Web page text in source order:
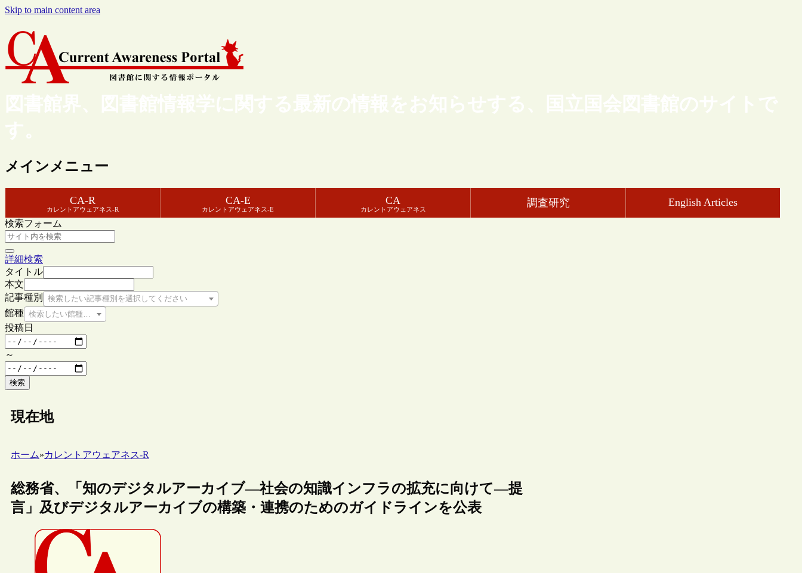
Skip to main content area
図書館界、図書館情報学に関する最新の情報をお知らせする、国立国会図書館のサイトで
す。
メインメニュー
CA-R
カレントアウェアネス-R
CA-E
カレントアウェアネス-E
CA
カレントアウェアネス
調査研究 English Articles
検索フォーム
詳細検索
タイトル
本文
記事種別
検索したい記事種別を選択してください
館種 検索したい館種を選択してください
投稿日
～
検索
現在地
ホーム»カレントアウェアネス-R
総務省、「知のデジタルアーカイブ―社会の知識インフラの拡充に向けて―提
言」及びデジタルアーカイブの構築・連携のためのガイドラインを公表